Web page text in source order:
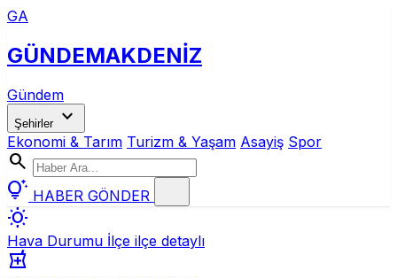
GA
GÜNDEMAKDENİZ
Gündem
Şehirler expand_more
Ekonomi & Tarım Turizm & Yaşam Asayiş Spor
search
tips_and_updates HABER GÖNDER
wb_sunny
Hava Durumu İlçe ilçe detaylı
local_pharmacy